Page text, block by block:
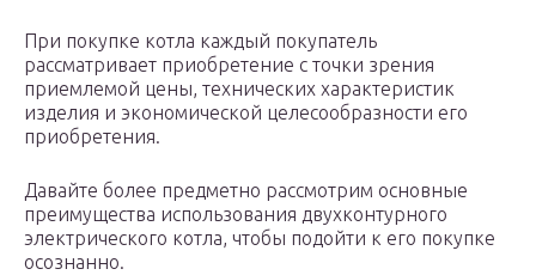
При покупке котла каждый покупатель
рассматривает приобретение с точки зрения
приемлемой цены, технических характеристик
изделия и экономической целесообразности его
приобретения.
Давайте более предметно рассмотрим основные
преимущества использования двухконтурного
электрического котла, чтобы подойти к его покупке
осознанно.